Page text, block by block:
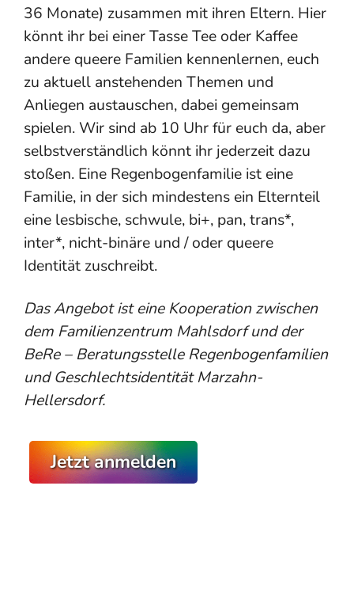
36 Monate) zusammen mit ihren Eltern. Hier
könnt ihr bei einer Tasse Tee oder Kaffee
andere queere Familien kennenlernen, euch
zu aktuell anstehenden Themen und
Anliegen austauschen, dabei gemeinsam
spielen. Wir sind ab 10 Uhr für euch da, aber
selbstverständlich könnt ihr jederzeit dazu
stoßen. Eine Regenbogenfamilie ist eine
Familie, in der sich mindestens ein Elternteil
eine lesbische, schwule, bi+, pan, trans*,
inter*, nicht-binäre und / oder queere
Identität zuschreibt.
Das Angebot ist eine Kooperation zwischen
dem Familienzentrum Mahlsdorf und der
BeRe – Beratungsstelle Regenbogenfamilien
und Geschlechtsidentität Marzahn-
Hellersdorf.
Jetzt anmelden